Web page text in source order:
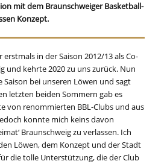
mit dem Braunschweiger Basketball-
Konzept.
erstmals in der Saison 2012/13 als Co-
und kehrte 2020 zu uns zurück. Nun
Saison bei unseren Löwen und sagt
letzten beiden Sommern gab es
von renommierten BBL-Clubs und aus
konnte mich keins davon
Braunschweig zu verlassen. Ich
Löwen, dem Konzept und der Stadt
die tolle Unterstützung, die der Club